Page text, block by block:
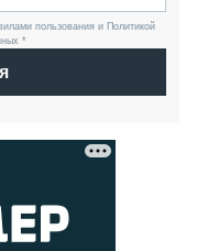
пользования и Политикой
*